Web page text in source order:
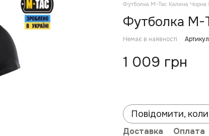
Футболка M-Tac Калина Чорна
Футболка M-
Немає в наявності
1 009 грн
Повідомити,
Доставка Оплата